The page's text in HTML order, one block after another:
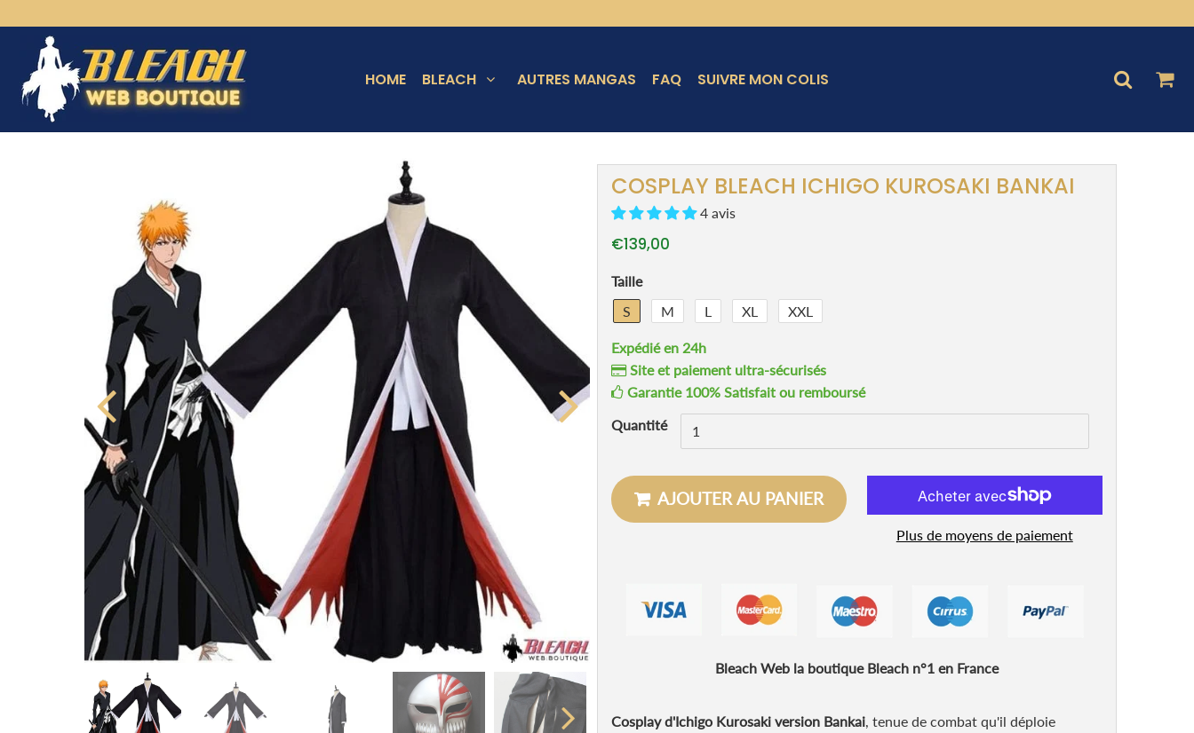
HOME BLEACH AUTRES MANGAS FAQ SUIVRE MON COLIS
Accueil › Collection Ichigo Kurosaki
COSPLAY BLEACH ICHIGO KUROSAKI BANKAI
4 avis
€139,00
Taille
S
M L XL XXL
Expédié en 24h
Site et paiement ultra-sécurisés
Garantie 100% Satisfait ou remboursé
Quantité
AJOUTER AU PANIER
Plus de moyens de paiement
Bleach Web la boutique Bleach n°1 en France
Cosplay d'Ichigo Kurosaki version Bankai , tenue de combat qu'il déploie